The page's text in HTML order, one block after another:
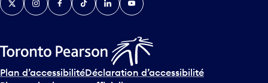
Plan d’accessibilitéDéclaration d’accessibilité
Plan sur les langues officielles